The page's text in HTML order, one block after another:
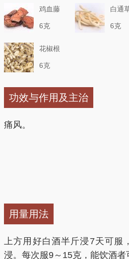
鸡血藤
6克
白通
6克
花椒根
6克
功效与作用及主治
痛风。
用量用法
上方用好白酒半斤浸7天可服
浸。每次服9～15克，能饮酒者